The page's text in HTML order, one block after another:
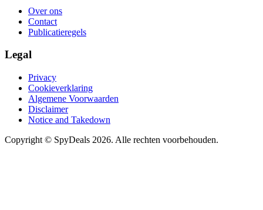
Over ons
Contact
Publicatieregels
Legal
Privacy
Cookieverklaring
Algemene Voorwaarden
Disclaimer
Notice and Takedown
Copyright © SpyDeals 2026. Alle rechten voorbehouden.